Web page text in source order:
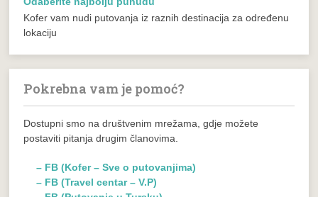
Kofer vam nudi putovanja iz raznih destinacija za određenu
lokaciju
Pokrebna vam je pomoć?
Dostupni smo na društvenim mrežama, gdje možete
postaviti pitanja drugim članovima.
– FB (Kofer – Sve o putovanjima)
– FB (Travel centar – V.P)